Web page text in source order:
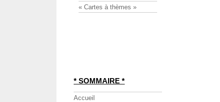
« Cartes à thèmes »
* SOMMAIRE *
Accueil